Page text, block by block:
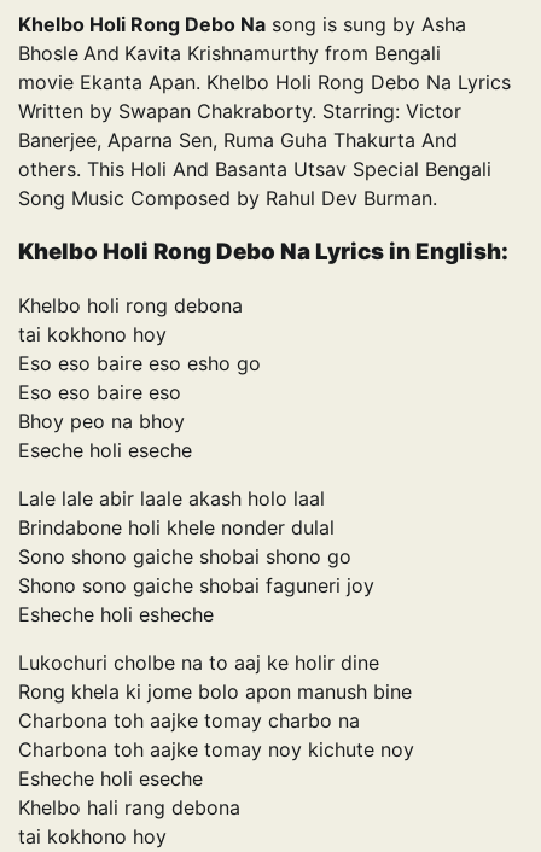
Khelbo Holi Rong Debo Na song is sung by Asha
Bhosle And Kavita Krishnamurthy from Bengali
movie Ekanta Apan. Khelbo Holi Rong Debo Na Lyrics
Written by Swapan Chakraborty. Starring: Victor
Banerjee, Aparna Sen, Ruma Guha Thakurta And
others. This Holi And Basanta Utsav Special Bengali
Song Music Composed by Rahul Dev Burman.
Khelbo Holi Rong Debo Na Lyrics in English:
Khelbo holi rong debona
tai kokhono hoy
Eso eso baire eso esho go
Eso eso baire eso
Bhoy peo na bhoy
Eseche holi eseche
Lale lale abir laale akash holo laal
Brindabone holi khele nonder dulal
Sono shono gaiche shobai shono go
Shono sono gaiche shobai faguneri joy
Esheche holi esheche
Lukochuri cholbe na to aaj ke holir dine
Rong khela ki jome bolo apon manush bine
Charbona toh aajke tomay charbo na
Charbona toh aajke tomay noy kichute noy
Esheche holi eseche
Khelbo hali rang debona
tai kokhono hoy